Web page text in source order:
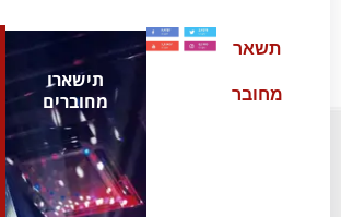
תשאר
מחובר
תישארו
מחוברים